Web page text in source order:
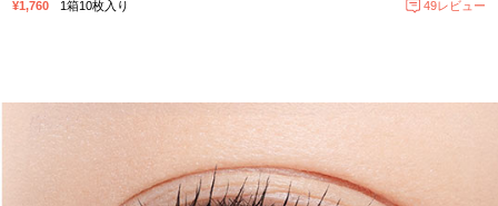
¥1,760 1箱10枚入り 49レビュー